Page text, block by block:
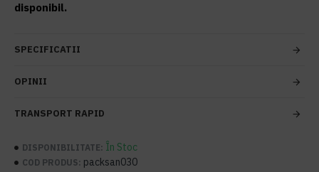
disponibil.
SPECIFICATII
OPINII
TRANSPORT RAPID
DISPONIBILITATE: În Stoc
COD PRODUS: packsan030